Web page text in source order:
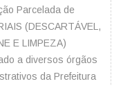
Parcelada de
(DESCARTÁVEL,
E LIMPEZA)
a diversos órgãos
da Prefeitura